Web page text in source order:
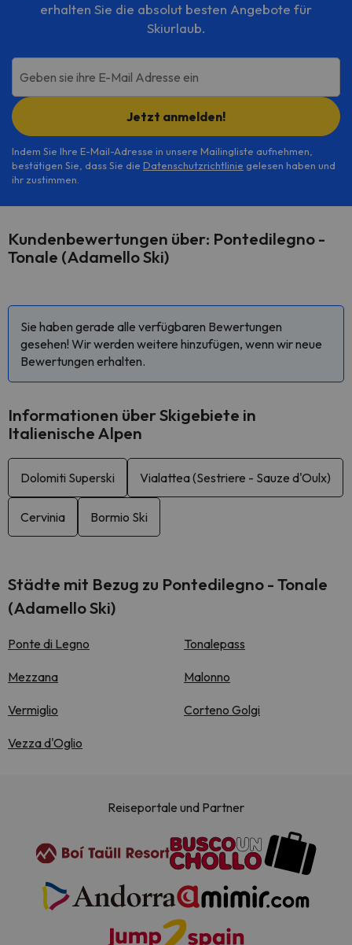
erhalten Sie die absolut besten Angebote für
Skiurlaub.
Geben sie ihre E-Mail Adresse ein
Jetzt anmelden!
Indem Sie Ihre E-Mail-Adresse in unsere Mailingliste aufnehmen,
bestätigen Sie, dass Sie die Datenschutzrichtlinie gelesen haben und
ihr zustimmen.
Kundenbewertungen über: Pontedilegno -
Tonale (Adamello Ski)
Sie haben gerade alle verfügbaren Bewertungen
gesehen! Wir werden weitere hinzufügen, wenn wir neue
Bewertungen erhalten.
Informationen über Skigebiete in
Italienische Alpen
Dolomiti Superski Vialattea (Sestriere - Sauze d'Oulx)
Cervinia Bormio Ski
Städte mit Bezug zu Pontedilegno - Tonale
(Adamello Ski)
Ponte di Legno Tonalepass
Mezzana Malonno
Vermiglio Corteno Golgi
Vezza d'Oglio
Reiseportale und Partner